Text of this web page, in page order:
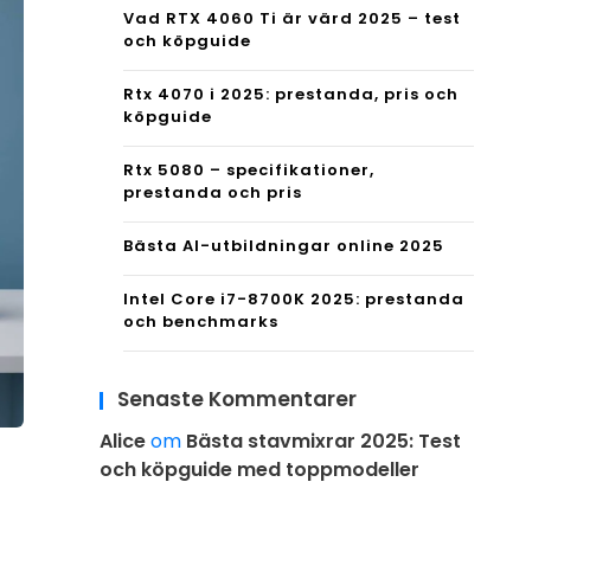
Vad RTX 4060 Ti är värd 2025 – test
och köpguide
Rtx 4070 i 2025: prestanda, pris och
köpguide
Rtx 5080 – specifikationer,
prestanda och pris
Bästa AI-utbildningar online 2025
Intel Core i7-8700K 2025: prestanda
och benchmarks
Senaste Kommentarer
Aliceom Bästa stavmixrar 2025: Test
och köpguide med toppmodeller